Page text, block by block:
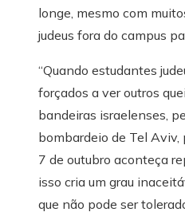
longe, mesmo com
judeus fora do campus
“Quando estudantes
forçados a ver outros
bandeiras israelenses,
bombardeio de Tel Aviv,
7 de outubro aconteça
isso cria um grau
que não pode ser